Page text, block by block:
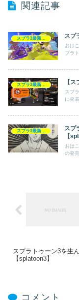
関連記事
スプラ3最新情報 スプ
おはこんばんにち
プラ
スプラ3最新情報 【
スプ
スプラ3最新情報
スプ
【
おはこんばんにち
の発
スプラトゥーン3を生
【splatoon3】
コメント